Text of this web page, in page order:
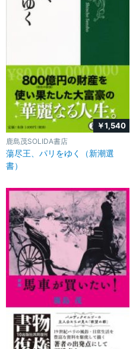
￥1,540
鹿島茂SOLIDA書店
蕩尽王、パリをゆく（新潮選
書）